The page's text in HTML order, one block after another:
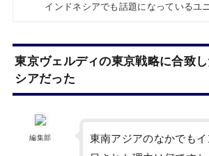
インドネシアでも話題になっているユ
東京ヴェルディの東京戦略に合致
シアだった
編集部
東南アジアのなかでも